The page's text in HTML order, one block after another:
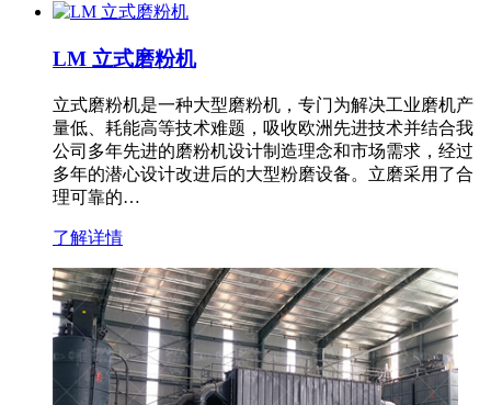
LM 立式磨粉机
立式磨粉机是一种大型磨粉机，专门为解决工业磨机产
量低、耗能高等技术难题，吸收欧洲先进技术并结合我
公司多年先进的磨粉机设计制造理念和市场需求，经过
多年的潜心设计改进后的大型粉磨设备。立磨采用了合
理可靠的…
了解详情